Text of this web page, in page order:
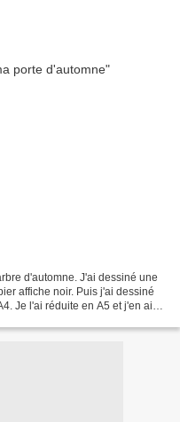
d'automne. J'ai dessiné une
affiche noir. Puis j'ai dessiné
Je l'ai réduite en A5 et j'en ai